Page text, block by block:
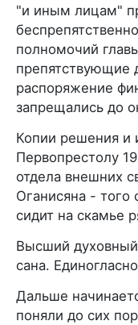
"и иным лицам"
полномочий
препятствующие
распоряжение
запрещались до
Копии решения и
Первопрестолу
отдела внешних
Оганисяна - того
сидит на скамье
Высший
сана.
Дальше
поняли до сих